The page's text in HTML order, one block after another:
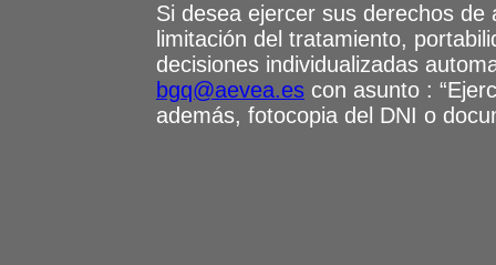
Si desea ejercer sus derechos
limitación del tratamiento,
decisiones individualizadas
bgq@aevea.es con asunto :
además, fotocopia del DNI o